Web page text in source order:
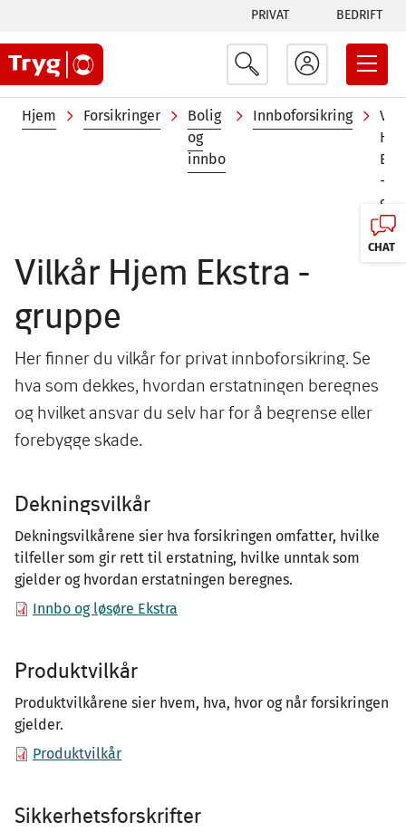
hovedinnhold
Tabs
menu
PRIVAT BEDRIFT
Navigasjonssti
Hjem Forsikringer
Bolig
og
innbo
Innboforsikring
-
gruppe
Vilkår Hjem Ekstra -
gruppe
Her finner du vilkår for privat innboforsikring. Se
hva som dekkes, hvordan erstatningen beregnes
og hvilket ansvar du selv har for å begrense eller
forebygge skade.
Dekningsvilkår
Dekningsvilkårene sier hva forsikringen omfatter, hvilke
tilfeller som gir rett til erstatning, hvilke unntak som
gjelder og hvordan erstatningen beregnes.
Innbo og løsøre Ekstra
Produktvilkår
Produktvilkårene sier hvem, hva, hvor og når forsikringen
gjelder.
Produktvilkår
Sikkerhetsforskrifter
CHAT